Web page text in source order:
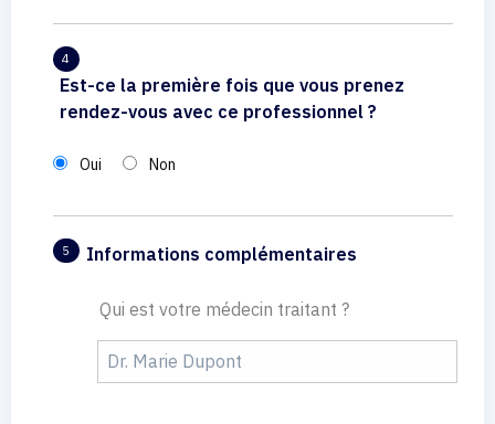
4
Est-ce la première fois que vous prenez
rendez-vous avec ce professionnel ?
Oui Non
5 Informations complémentaires
Qui est votre médecin traitant ?